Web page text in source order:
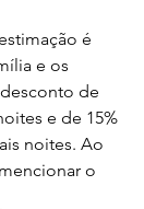
é
e os
de
e de 15%
noites. Ao
o